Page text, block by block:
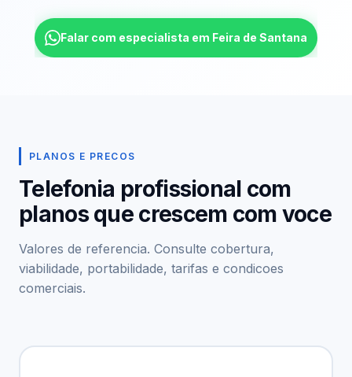
Falar com especialista em Feira de Santana
PLANOS E PRECOS
Telefonia profissional com
planos que crescem com voce
Valores de referencia. Consulte cobertura,
viabilidade, portabilidade, tarifas e condicoes
comerciais.